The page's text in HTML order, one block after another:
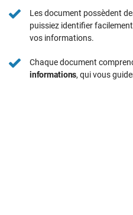
Les document possèdent
puissiez identifier
vos informations.
Chaque document
informations, qui vous